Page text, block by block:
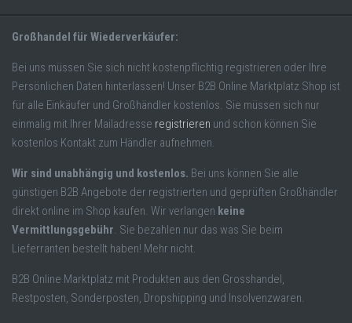
Großhandel für Wiederverkäufer:
Bei uns müssen Sie sich nicht kostenpflichtig registrieren oder Ihre
Persönlichen Daten hinterlassen! Unser B2B Online Marktplatz Shop ist
für alle Einkäufer und Großhändler kostenlos. Sie müssen sich nur
einmalig mit Ihrer Mailadresse registrieren und schon können Sie
kostenlos Kontakt zum Händler aufnehmen.
Wir sind unabhängig und kostenlos. Bei uns können Sie alle
günstigen B2B Angebote der registrierten und geprüften Großhändler
direkt online im Shop kaufen. Wir verlangen keine
Vermittlungsgebühr. Sie bezahlen nur das was Sie beim
Lieferranten bestellt haben! Mehr nicht.
B2B Online Marktplatz mit Produkten aus den Grosshandel,
Restposten, Sonderposten, Dropshipping und Insolvenzwaren.